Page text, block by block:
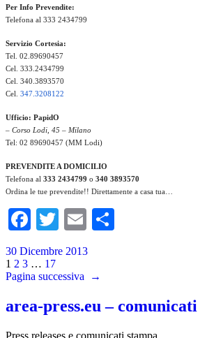
Per Info Prevendite:
Telefona al 333 2434799
Servizio Cortesia:
Tel. 02.89690457
Cel. 333.2434799
Cel. 340.3893570
Cel. 347.3208122
Ufficio: PapidO
– Corso Lodi, 45 – Milano
Tel: 02 89690457 (MM Lodi)
PREVENDITE A DOMICILIO
Telefona al 333 2434799 o 340 3893570
Ordina le tue prevendite!! Direttamente a casa tua…
Facebook
TwitterEmail
30 Dicembre 2013
1 2 3 … 17
Pagina successiva
→
area-press.eu – comunicati
Press releases e comunicati stampa